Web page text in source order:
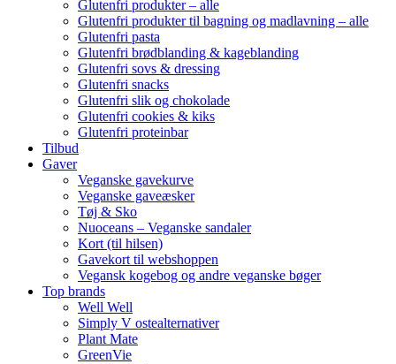
Glutenfri produkter – alle
Glutenfri produkter til bagning og madlavning – alle
Glutenfri pasta
Glutenfri brødblanding & kageblanding
Glutenfri sovs & dressing
Glutenfri snacks
Glutenfri slik og chokolade
Glutenfri cookies & kiks
Glutenfri proteinbar
Tilbud
Gaver
Veganske gavekurve
Veganske gaveæsker
Tøj & Sko
Nuoceans – Veganske sandaler
Kort (til hilsen)
Gavekort til webshoppen
Vegansk kogebog og andre veganske bøger
Top brands
Well Well
Simply V ostealternativer
Plant Mate
GreenVie